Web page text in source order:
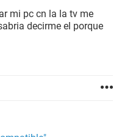
mi pc cn la la tv me
decirme el porque